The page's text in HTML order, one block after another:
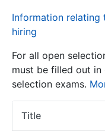
Show/Hide
Information
hiring
For all open
must be filled out
selection exams.
Title